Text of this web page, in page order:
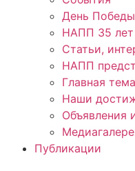
День
НАПП 35 лет
Статьи,
НАПП
Главная тема
Наши
Объявления
Публикации